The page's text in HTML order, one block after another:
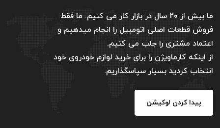
ما بیش از 20 سال در بازار کار می کنیم. ما فقط
فروش قطعات اصلی اتومبیل را انجام میدهیم و
اعتماد مشتری را جلب می کنیم.
از اینکه کارماویژن را برای خرید لوازم خودروی خود
انتخاب کردید بسیار سپاسگذاریم.
پیدا کردن لوکیشن